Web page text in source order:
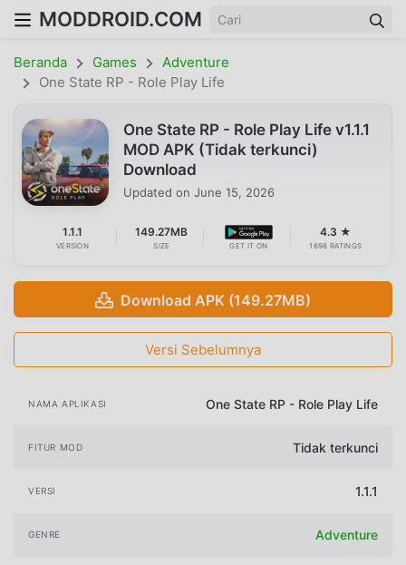
MODDROID.COM
Beranda Games
Adventure
One State RP - Role Play Life
One State RP - Role Play Life v1.1.1
MOD APK (Tidak terkunci)
Download
Updated on June 15, 2026
1.1.1
VERSION
149.27MB
SIZE GET IT ON
4.3 ★
1698 RATINGS
Download APK (149.27MB)
Versi Sebelumnya
NAMA APLIKASI One State RP - Role Play Life
FITUR MOD Tidak terkunci
VERSI 1.1.1
GENRE Adventure